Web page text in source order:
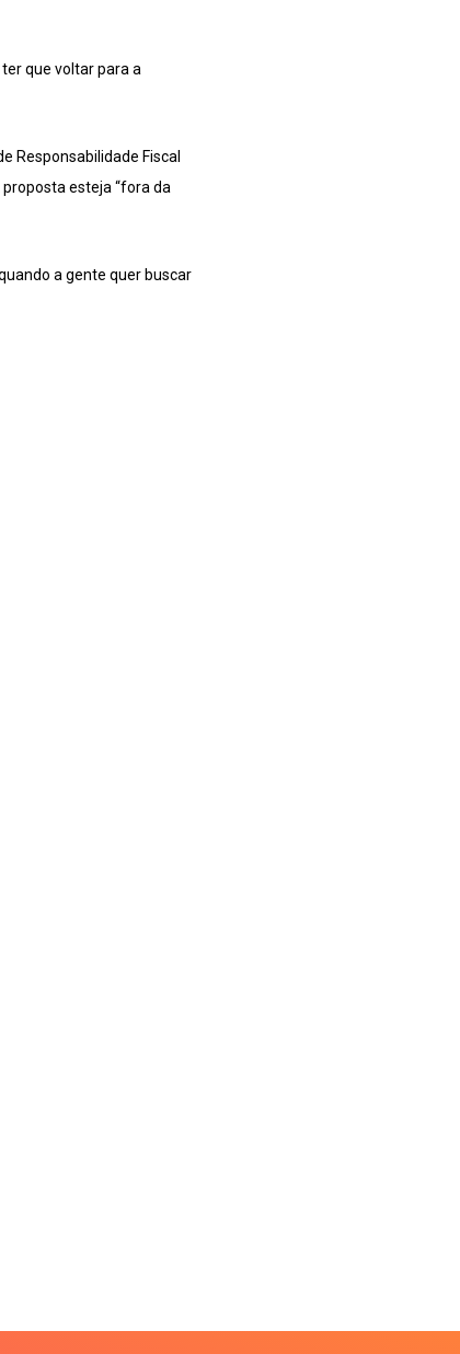
que voltar para a
Responsabilidade Fiscal
esteja “fora da
a gente quer buscar